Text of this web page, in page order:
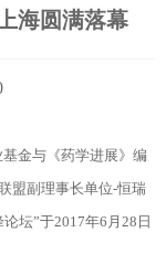
海圆满落幕
金与《药学进展》编
盟副理事长单位-恒瑞
坛”于2017年6月28日